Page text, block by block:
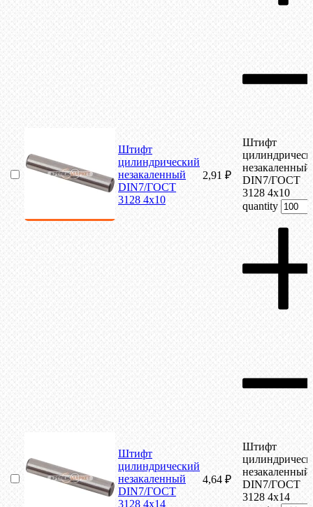
Штифт
цилиндрический
незакаленный
DIN7/ГОСТ
3128 4х10
2,91 ₽
Штифт
незакаленный
DIN7/ГОСТ
3128 4х10
quantity
Штифт
цилиндрический
незакаленный
DIN7/ГОСТ
3128 4х14
4,64 ₽
Штифт
незакаленный
DIN7/ГОСТ
3128 4х14